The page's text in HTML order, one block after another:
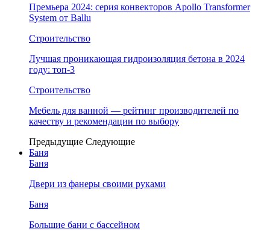
Премьера 2024: серия конвекторов Apollo Transformer
System от Ballu
Строительство
Лучшая проникающая гидроизоляция бетона в 2024
году: топ-3
Строительство
Мебель для ванной — рейтинг производителей по
качеству и рекомендации по выбору
Предыдущие Следующие
Баня
Баня
Двери из фанеры своими руками
Баня
Большие бани с бассейном